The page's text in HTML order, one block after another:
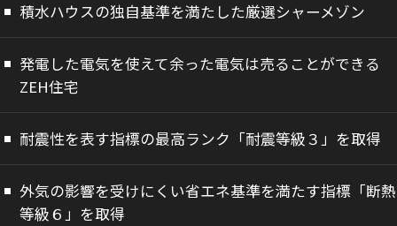
積水ハウスの独自基準を満たした厳選シャーメゾン
発電した電気を使えて余った電気は売ることができる
ZEH住宅
耐震性を表す指標の最高ランク「耐震等級３」を取得
外気の影響を受けにくい省エネ基準を満たす指標「断熱
等級６」を取得